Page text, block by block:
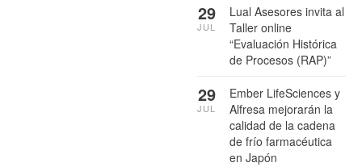
Lual Asesores invita al
Taller online
“Evaluación Histórica
de Procesos (RAP)”
29
JUL
Ember LifeSciences y
Alfresa mejorarán la
calidad de la cadena
de frío farmacéutica
en Japón
29
JUL